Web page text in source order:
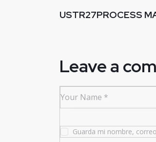
USTR27PROCESS
Leave a
Guarda mi nombre,